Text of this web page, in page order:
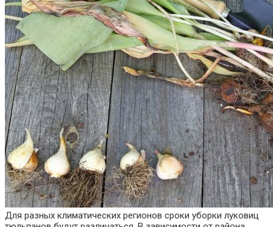
Для разных климатических регионов сроки уборки луковиц